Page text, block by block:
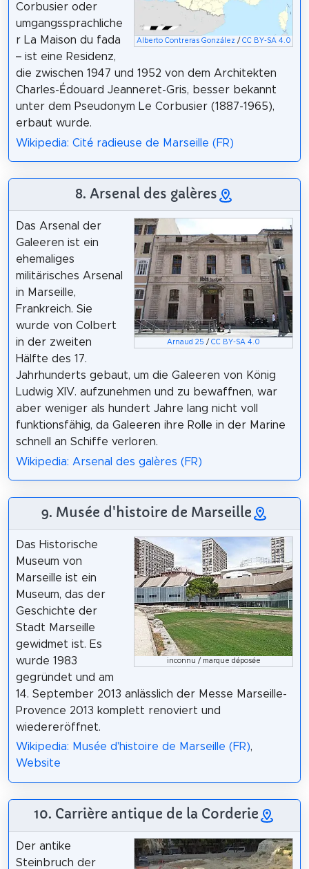
Alberto Contreras González / CC BY-SA 4.0
Corbusier oder
umgangssprachliche
r La Maison du fada
– ist eine Residenz,
die zwischen 1947 und 1952 von dem Architekten
Charles-Édouard Jeanneret-Gris, besser bekannt
unter dem Pseudonym Le Corbusier (1887-1965),
erbaut wurde.
Wikipedia: Cité radieuse de Marseille (FR)
8. Arsenal des galères
Arnaud 25 /CC BY-SA 4.0
Das Arsenal der
Galeeren ist ein
ehemaliges
militärisches Arsenal
in Marseille,
Frankreich. Sie
wurde von Colbert
in der zweiten
Hälfte des 17.
Jahrhunderts gebaut, um die Galeeren von König
Ludwig XIV. aufzunehmen und zu bewaffnen, war
aber weniger als hundert Jahre lang nicht voll
funktionsfähig, da Galeeren ihre Rolle in der Marine
schnell an Schiffe verloren.
Wikipedia: Arsenal des galères (FR)
9. Musée d'histoire de Marseille
inconnu / marque déposée
Das Historische
Museum von
Marseille ist ein
Museum, das der
Geschichte der
Stadt Marseille
gewidmet ist. Es
wurde 1983
gegründet und am
14. September 2013 anlässlich der Messe Marseille-
Provence 2013 komplett renoviert und
wiedereröffnet.
Wikipedia: Musée d'histoire de Marseille (FR),
Website
10. Carrière antique de la Corderie
Der antike
Steinbruch der